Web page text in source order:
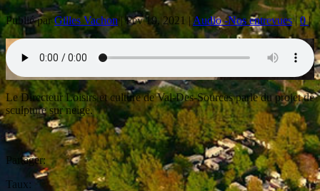
Publié parGilles Vachon |Fév 19, 2021 |Audio -Nos entrevues|0|
Le Directeur Loisirs et culture de Val-Des-Sources parle du projet de
sculpture sur neige.
Partager:
Taux: